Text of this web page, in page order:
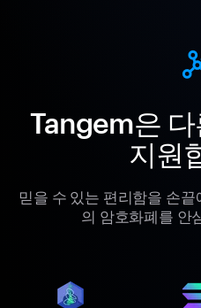
Tangem은 다
지원
믿을 수 있는 편리함을 손
의 암호화폐를 안